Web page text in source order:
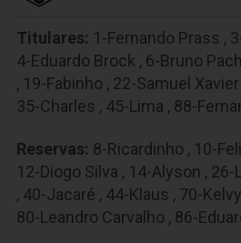
Titulares: 1-Fernando Prass ,
4-Eduardo Brock , 6-Bruno
, 19-Fabinho , 22-Samuel Xavier
35-Charles , 45-Lima , 88-
Reservas: 8-Ricardinho , 10-
12-Diogo Silva , 14-Alyson , 26-
, 40-Jacaré , 44-Klaus , 70-
80-Leandro Carvalho , 86-